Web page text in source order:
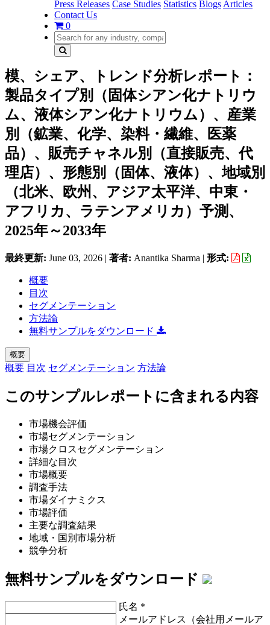
Press Releases Case Studies Statistics Blogs Articles
Contact Us
0
模、シェア、トレンド分析レポート：
製品タイプ別（固体シアン化ナトリウ
ム、液体シアン化ナトリウム）、産業
別（鉱業、化学、染料・繊維、医薬
品）、販売チャネル別（直接販売、代
理店）、形態別（固体、液体）、地域別
（北米、欧州、アジア太平洋、中東・
アフリカ、ラテンアメリカ）予測、
2025年～2033年
最終更新: June 03, 2026 | 著者: Anantika Sharma | 形式:
概要
目次
セグメンテーション
方法論
無料サンプルをダウンロード
概要
概要 目次 セグメンテーション 方法論
このサンプルレポートに含まれる内容
市場機会評価
市場セグメンテーション
市場クロスセグメンテーション
詳細な目次
市場概要
調査手法
市場ダイナミクス
市場評価
主要な調査結果
地域・国別市場分析
競争分析
無料サンプルをダウンロード
氏名 *
メールアドレス（会社用メールア